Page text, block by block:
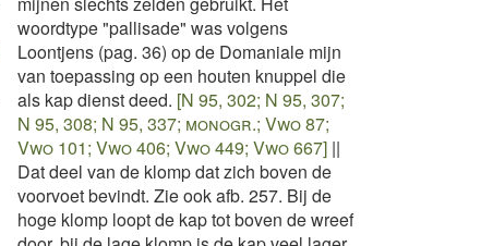
woordtype "pallisade" was volgens
Loontjens (pag. 36) op de Domaniale mijn
van toepassing op een houten knuppel die
als kap dienst deed. [N 95, 302; N 95, 307;
N 95, 308; N 95, 337; monogr.; Vwo 87;
Vwo 101; Vwo 406; Vwo 449; Vwo 667] ||
Dat deel van de klomp dat zich boven de
voorvoet bevindt. Zie ook afb. 257. Bij de
hoge klomp loopt de kap tot boven de wreef